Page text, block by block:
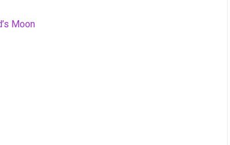
Moon